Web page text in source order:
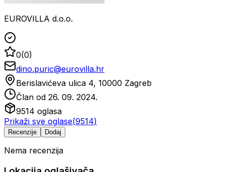
EUROVILLA d.o.o.
0(0)
dino.puric@eurovilla.hr
Berislavićeva ulica 4, 10000 Zagreb
Član od 26. 09. 2024.
9514 oglasa
Prikaži sve oglase(9514)
Recenzije Dodaj
Nema recenzija